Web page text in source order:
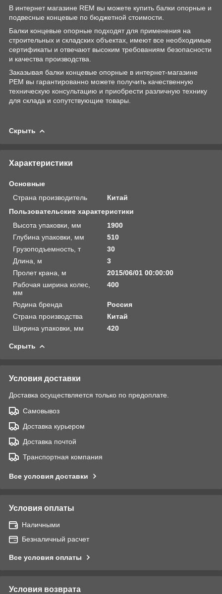
В интернет магазине REM вы можете купить балки опорные и
подвесные концевые по бюджетной стоимости.
Балки концевые опорные подходят для применения на
строительных и складских объектах, имеют все необходимые
сертификаты и отвечают высоким требованиям безопасности
и качества производства.
Заказывая балки концевые опорные в интернет-магазине
РЕМ вы гарантированно можете получить качественную
техническую консультацию и приобрести различную технику
для склада и сопутствующие товары.
Скрыть
Характеристики
Основные
Страна производитель
Китай
Пользовательские характеристики
Высота упаковки, мм
1900
Глубина упаковки, мм
510
Грузоподъемность, т
30
Длина, м
3
Пролет крана, м
2015/06/01 00:00:00
Рабочая ширина колес,
мм
400
Родина бренда
Россия
Страна производства
Китай
Ширина упаковки, мм
420
Скрыть
Условия доставки
Доставка осуществляется только по предоплате.
Самовывоз
Доставка курьером
Доставка почтой
Транспортная компания
Все условия доставки
Условия оплаты
Наличными
Безналичный расчет
Все условия оплаты
Условия возврата